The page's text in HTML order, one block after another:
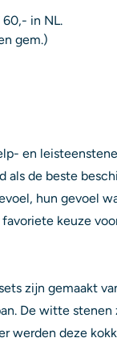
60,- in NL.
gem.)
en
als de beste
hun gevoel
keuze
zijn gemaakt
De witte
werden deze